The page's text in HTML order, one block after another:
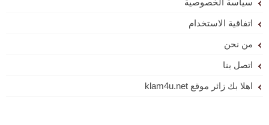
سياسة الخصوصية
اتفاقية الاستخدام
من نحن
اتصل بنا
اهلا بك زائر موقع klam4u.net